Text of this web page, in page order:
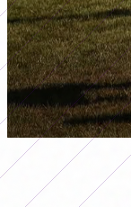
Real Pilar goleó y sueña
realpilar.femenino)